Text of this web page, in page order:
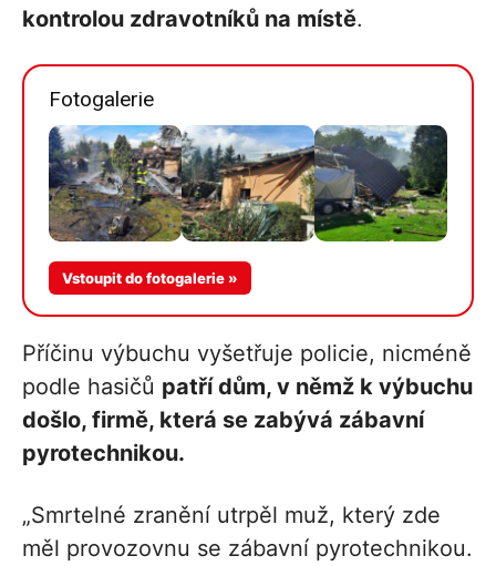
kontrolou zdravotníků na místě.
Fotogalerie
Vstoupit do fotogalerie »
Příčinu výbuchu vyšetřuje policie, nicméně
podle hasičů patří dům, v němž k výbuchu
došlo, firmě, která se zabývá zábavní
pyrotechnikou.
„Smrtelné zranění utrpěl muž, který zde
měl provozovnu se zábavní pyrotechnikou.